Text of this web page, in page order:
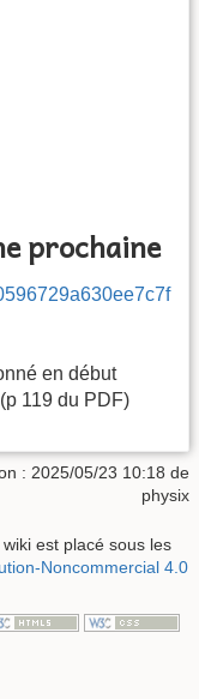
prochaine
en début
119 du PDF)
: 2025/05/23 10:18 de
physix
est placé sous les
Noncommercial 4.0